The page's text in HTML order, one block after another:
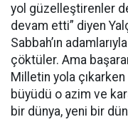
yol güzelleştirenler
devam etti” diyen
Sabbah’ın
çöktüler. Ama
Milletin yola
büyüdü o azim ve
bir dünya, yeni bir